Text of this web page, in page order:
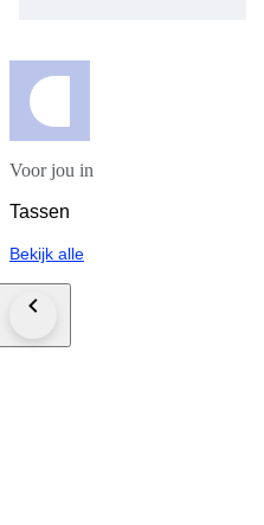
Voor jou in
Tassen
Bekijk alle